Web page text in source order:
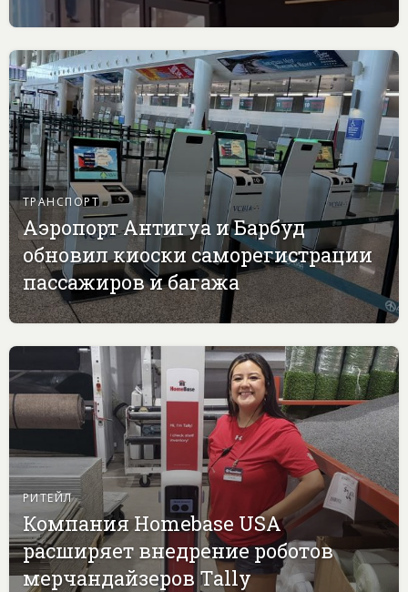
ТРАНСПОРТ
Аэропорт Антигуа и Барбуд
обновил киоски саморегистрации
пассажиров и багажа
РИТЕЙЛ
Компания Homebase USA
расширяет внедрение роботов
мерчандайзеров Tally